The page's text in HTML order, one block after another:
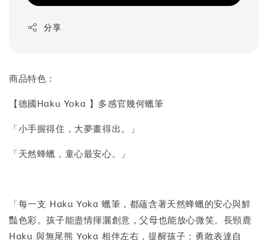
分享
商品特色：
【德國Haku Yoka 】多感官幾何蠟筆
「小手握得住，大夢畫得出。」
「天然蜂蠟，童心最安心。」
「每一支 Haku Yoka 蠟筆，都蘊含著天然蜂蠟的安心與鮮
豔色彩。孩子能盡情揮灑創意，父母也能放心微笑。長頸鹿
Haku 與無尾熊 Yoka 相伴左右，提醒孩子：勇敢表達自